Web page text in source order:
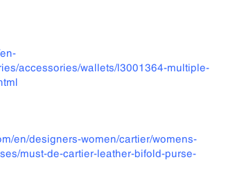
accessories/wallets/l3001364-multiple-
en/designers-women/cartier/womens-
must-de-cartier-leather-bifold-purse-